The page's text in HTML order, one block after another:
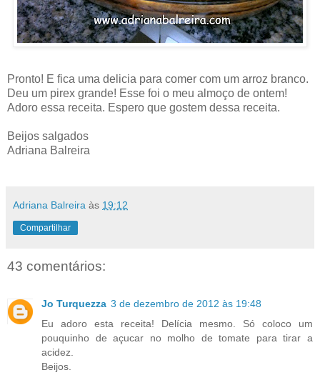
Pronto! E fica uma delicia para comer com um arroz branco.
Deu um pirex grande! Esse foi o meu almoço de ontem!
Adoro essa receita. Espero que gostem dessa receita.
Beijos salgados
Adriana Balreira
Adriana Balreira às 19:12
Compartilhar
43 comentários:
Jo Turquezza 3 de dezembro de 2012 às 19:48
Eu adoro esta receita! Delícia mesmo. Só coloco um
pouquinho de açucar no molho de tomate para tirar a
acidez.
Beijos.